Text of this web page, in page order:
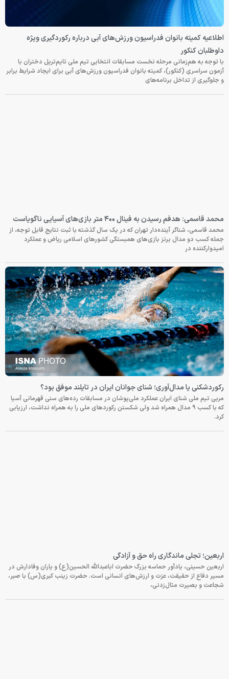
اطلاعیه کمیته بانوان فدراسیون ورزش‌های آبی درباره رکوردگیری ویژه
داوطلبان کنکور
با توجه به هم‌زمانی مرحله نخست مسابقات انتخابی تیم ملی تایم‌تریل دختران با
آزمون سراسری (کنکور)، کمیته بانوان فدراسیون ورزش‌های آبی برای ایجاد شرایط برابر
و جلوگیری از تداخل برنامه‌های
محمد قاسمی: هدفم رسیدن به فینال ۴۰۰ متر بازی‌های آسیایی ناگویاست
محمد قاسمی، شناگر آینده‌دار تهران که در یک سال گذشته با ثبت نتایج قابل توجه، از
جمله کسب دو مدال برنز بازی‌های همبستگی کشورهای اسلامی ریاض و عملکرد
امیدوارکننده در
رکوردشکنی یا مدال‌آوری؛ شنای جوانان ایران در تایلند موفق بود؟
مربی تیم ملی شنای ایران عملکرد ملی‌پوشان در مسابقات رده‌های سنی قهرمانی آسیا
که با کسب ۹ مدال همراه شد ولی شکستن رکوردهای ملی را به همراه نداشت، ارزیابی
کرد.
اربعین؛ تجلی ماندگاری راه حق و آزادگی
اربعین حسینی، یادآور حماسه بزرگ حضرت اباعبدالله الحسین(ع) و یاران وفادارش در
مسیر دفاع از حقیقت، عزت و ارزش‌های انسانی است. حضرت زینب کبری(س) با صبر،
شجاعت و بصیرت مثال‌زدنی،